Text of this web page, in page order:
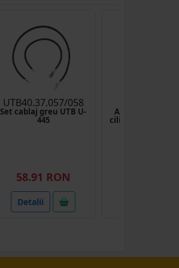
UTB40.37.057/058
Set cablaj greu UTB U-
445
58.91 RON
Detalii
Ax fara piulite
cilindru forta